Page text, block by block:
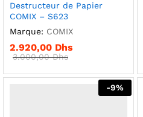
Destructeur de Papier
COMIX – S623
Marque: COMIX
2.920,00 Dhs
3.000,00Dhs
-9%